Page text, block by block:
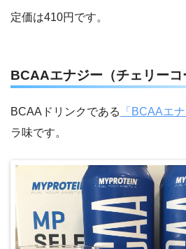
定価は410円です。
BCAAエナジー（チェリーコ
BCAAドリンクである 「BCAAエナ
ラ味です。